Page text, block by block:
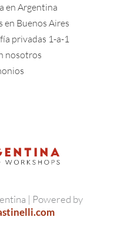
en Argentina
en Buenos Aires
privadas 1-a-1
nosotros
| Powered by